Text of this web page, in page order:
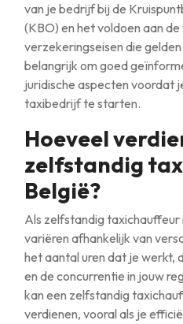
van je bedrijf bij de
(KBO) en het voldoen aan
verzekeringseisen die gelden
belangrijk om goed
juridische aspecten voordat
taxibedrijf te starten.
Hoeveel
zelfstandig
België?
Als zelfstandig taxichauffeur
variëren afhankelijk van
het aantal uren dat je werkt,
en de concurrentie in jouw
kan een zelfstandig
verdienen, vooral als je